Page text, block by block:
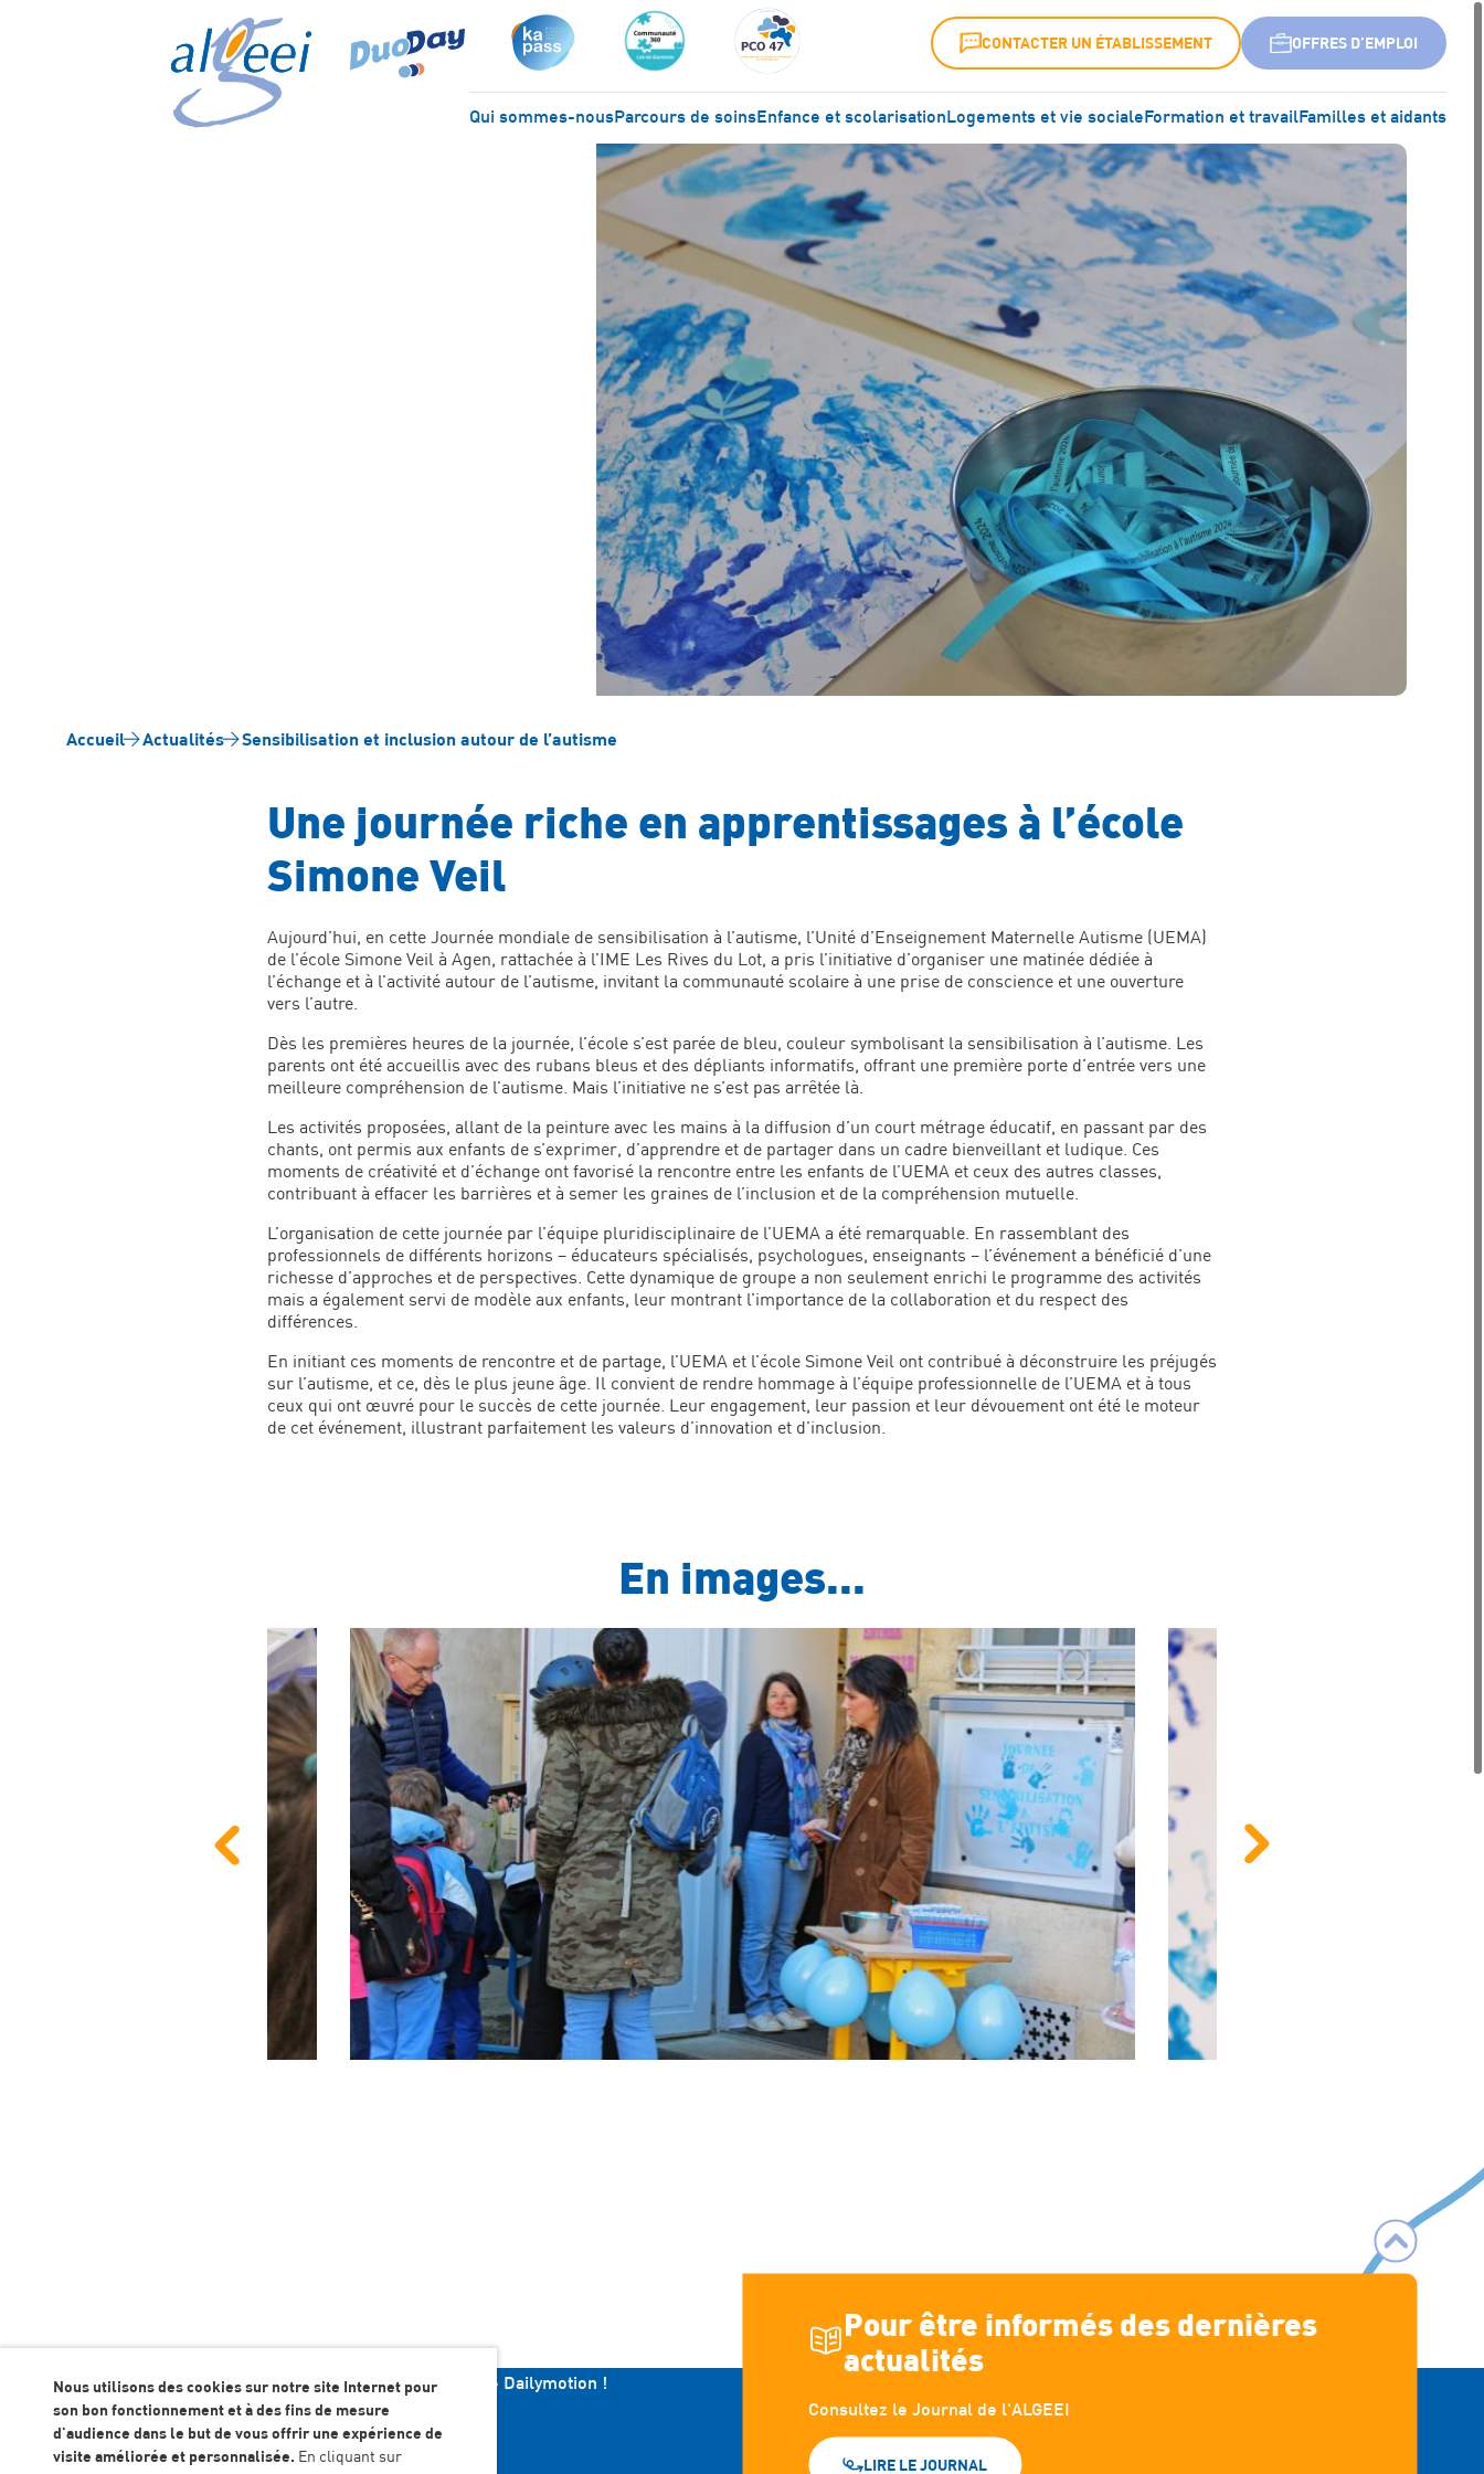
CONTACTER UN ÉTABLISSEMENT OFFRES D’EMPLOI
Qui sommes-nousParcours de soinsEnfance et scolarisationLogements et vie socialeFormation et travailFamilles et aidants
Accueil Actualités Sensibilisation et inclusion autour de l’autisme
Une journée riche en apprentissages à l’école
Simone Veil
Aujourd’hui, en cette Journée mondiale de sensibilisation à l’autisme, l’Unité d’Enseignement Maternelle Autisme (UEMA)
de l’école Simone Veil à Agen, rattachée à l’IME Les Rives du Lot, a pris l’initiative d’organiser une matinée dédiée à
l’échange et à l’activité autour de l’autisme, invitant la communauté scolaire à une prise de conscience et une ouverture
vers l’autre.
Dès les premières heures de la journée, l’école s’est parée de bleu, couleur symbolisant la sensibilisation à l’autisme. Les
parents ont été accueillis avec des rubans bleus et des dépliants informatifs, offrant une première porte d’entrée vers une
meilleure compréhension de l’autisme. Mais l’initiative ne s’est pas arrêtée là.
Les activités proposées, allant de la peinture avec les mains à la diffusion d’un court métrage éducatif, en passant par des
chants, ont permis aux enfants de s’exprimer, d’apprendre et de partager dans un cadre bienveillant et ludique. Ces
moments de créativité et d’échange ont favorisé la rencontre entre les enfants de l’UEMA et ceux des autres classes,
contribuant à effacer les barrières et à semer les graines de l’inclusion et de la compréhension mutuelle.
L’organisation de cette journée par l’équipe pluridisciplinaire de l’UEMA a été remarquable. En rassemblant des
professionnels de différents horizons – éducateurs spécialisés, psychologues, enseignants – l’événement a bénéficié d’une
richesse d’approches et de perspectives. Cette dynamique de groupe a non seulement enrichi le programme des activités
mais a également servi de modèle aux enfants, leur montrant l’importance de la collaboration et du respect des
différences.
En initiant ces moments de rencontre et de partage, l’UEMA et l’école Simone Veil ont contribué à déconstruire les préjugés
sur l’autisme, et ce, dès le plus jeune âge. Il convient de rendre hommage à l’équipe professionnelle de l’UEMA et à tous
ceux qui ont œuvré pour le succès de cette journée. Leur engagement, leur passion et leur dévouement ont été le moteur
de cet événement, illustrant parfaitement les valeurs d’innovation et d’inclusion.
En images...

Retrouvez toutes nos vidéos sur la plateforme Dailymotion !
EN SAVOIR PLUS
Pour être informés des dernières
actualités
Consultez le Journal de l'ALGEEI
LIRE LE JOURNAL
Nous utilisons des cookies sur notre site Internet pour
son bon fonctionnement et à des fins de mesure
d'audience dans le but de vous offrir une expérience de
visite améliorée et personnalisée. En cliquant sur